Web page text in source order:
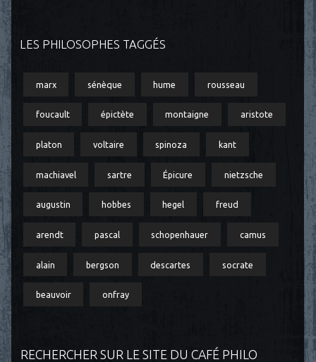
LES PHILOSOPHES TAGGÉS
marx sénèque hume rousseau
foucault épictète montaigne aristote
platon voltaire spinoza kant
machiavel sartre Épicure nietzsche
augustin hobbes hegel freud
arendt pascal schopenhauer camus
alain bergson descartes socrate
beauvoir onfray
RECHERCHER SUR LE SITE DU CAFÉ PHILO